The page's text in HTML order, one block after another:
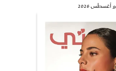
أغسطس 2026